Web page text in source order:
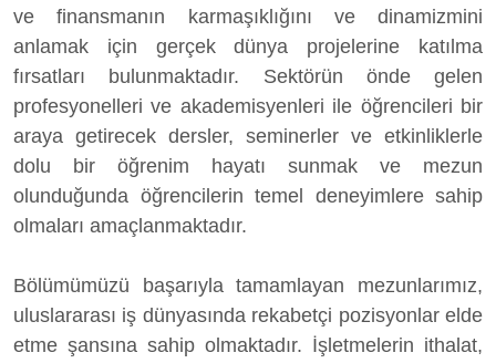
ve finansmanın karmaşıklığını ve dinamizmini
anlamak için gerçek dünya projelerine katılma
fırsatları bulunmaktadır. Sektörün önde gelen
profesyonelleri ve akademisyenleri ile öğrencileri bir
araya getirecek dersler, seminerler ve etkinliklerle
dolu bir öğrenim hayatı sunmak ve mezun
olunduğunda öğrencilerin temel deneyimlere sahip
olmaları amaçlanmaktadır.
Bölümümüzü başarıyla tamamlayan mezunlarımız,
uluslararası iş dünyasında rekabetçi pozisyonlar elde
etme şansına sahip olmaktadır. İşletmelerin ithalat,